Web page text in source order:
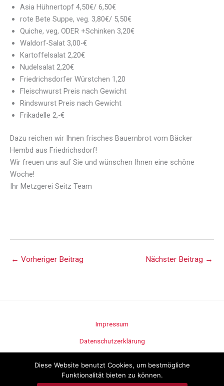
Asia Hühnertopf 4,50€/ 6,50€
rote Bete Suppe, veg. 3,80€/ 5,50€
Quiche, veg, ODER +Schinken 3,20€
Waldorf-Salat 3,00-€
Kartoffelsalat 2,20€
Nudelsalat 2,20€
Friedrichsdorfer Würstchen 1,20
Fleischwurst Preis nach Gewicht
Rindswurst Preis nach Gewicht
Frikadelle 2,-€
Dazu reichen wir Ihnen frisches Bauernbrot vom Bäcker
Hembd aus Friedrichsdorf!
Wir freuen uns auf Sie und wünschen Ihnen eine schöne
Woche!
Ihr Metzgerei Seitz Team
← Vorheriger Beitrag Nächster Beitrag →
Impressum
Datenschutzerklärung
Diese Website benutzt Cookies, um bestmögliche
Funktionalität bieten zu können.